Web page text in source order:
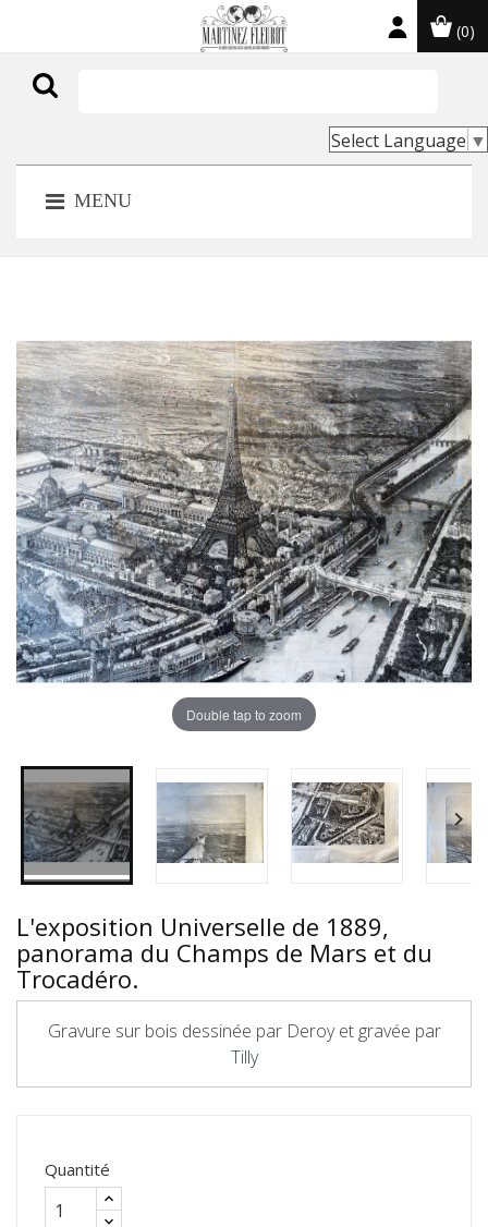
(0)
Select Language ▼
MENU
Double tap to zoom
 
L'exposition Universelle de 1889,
panorama du Champs de Mars et du
Trocadéro.
Gravure sur bois dessinée par Deroy et gravée par
Tilly
Quantité